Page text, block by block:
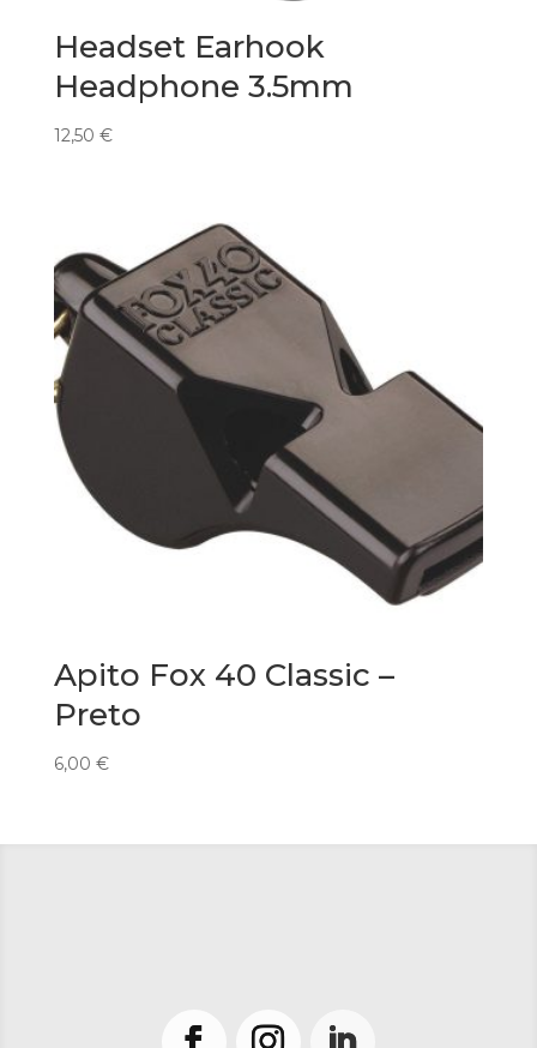
Headset Earhook
Headphone 3.5mm
12,50 €
Apito Fox 40 Classic –
Preto
6,00 €